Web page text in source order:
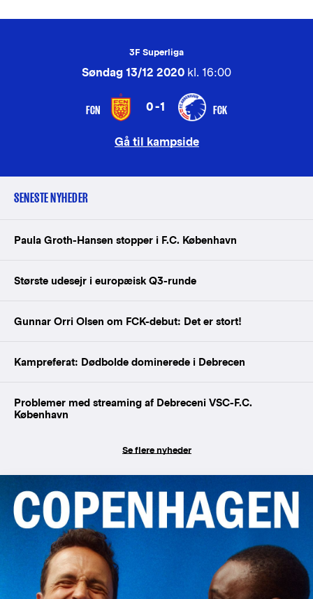
3F Superliga
Søndag 13/12 2020 kl. 16:00
FCN 0-1 FCK
Gå til kampside
SENESTE NYHEDER
Paula Groth-Hansen stopper i F.C. København
Største udesejr i europæisk Q3-runde
Gunnar Orri Olsen om FCK-debut: Det er stort!
Kampreferat: Dødbolde dominerede i Debrecen
Problemer med streaming af Debreceni VSC-F.C.
København
Se flere nyheder